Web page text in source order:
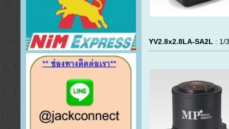
YV2.8x2.8LA-SA2L : 1/